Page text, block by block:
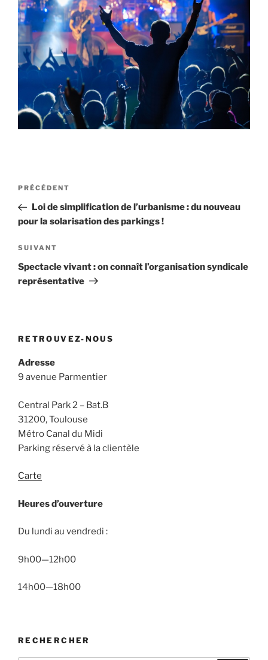
Navigation
l’article
Article
précédent
PRÉCÉDENT
Loi de simplification de l’urbanisme : du nouveau
pour la solarisation des parkings !
Article
suivant
SUIVANT
Spectacle vivant : on connaît l’organisation syndicale
représentative
RETROUVEZ-NOUS
Adresse
9 avenue Parmentier
Central Park 2 – Bat.B
31200, Toulouse
Métro Canal du Midi
Parking réservé à la clientèle
Carte
Heures d’ouverture
Du lundi au vendredi :
9h00—12h00
14h00—18h00
RECHERCHER